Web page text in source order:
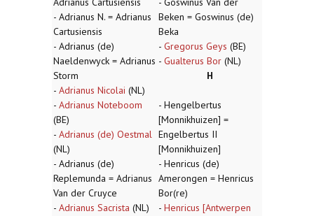
- Adrianus N. = Adrianus
Cartusiensis
- Adrianus (de)
Naeldenwyck = Adrianus
Storm
- Adrianus Nicolai (NL)
- Adrianus Noteboom
(BE)
- Adrianus (de) Oestmal
(NL)
- Adrianus (de)
Replemunda = Adrianus
Van der Cruyce
- Adrianus Sacrista (NL)
Beken = Goswinus (de)
Beka
- Gregorus Geys (BE)
- Gualterus Bor (NL)
H
- Hengelbertus
[Monnikhuizen] =
Engelbertus II
[Monnikhuizen]
- Henricus (de)
Amerongen = Henricus
Bor(re)
- Henricus [Antwerpen